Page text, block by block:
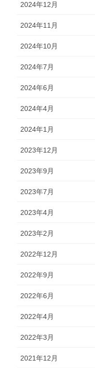
2024年12月
2024年11月
2024年10月
2024年7月
2024年6月
2024年4月
2024年1月
2023年12月
2023年9月
2023年7月
2023年4月
2023年2月
2022年12月
2022年9月
2022年6月
2022年4月
2022年3月
2021年12月